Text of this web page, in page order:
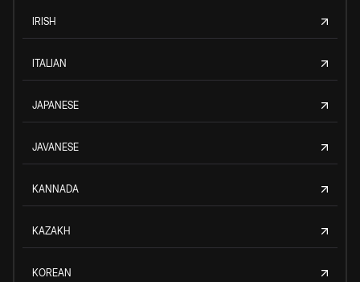
IRISH
ITALIAN
JAPANESE
JAVANESE
KANNADA
KAZAKH
KOREAN